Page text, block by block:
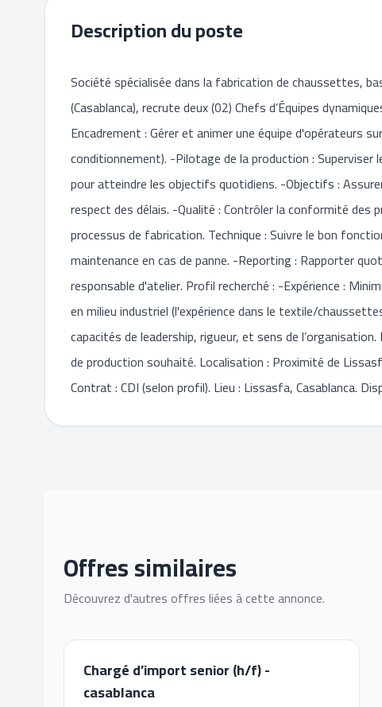
Description du poste
Société spécialisée dans la fabrication de chaussettes,
(Casablanca), recrute deux (02) Chefs d’Équipes
Encadrement : Gérer et animer une équipe d'opérateurs
conditionnement). -Pilotage de la production :
pour atteindre les objectifs quotidiens. -Objectifs :
respect des délais. -Qualité : Contrôler la conformité
processus de fabrication. Technique : Suivre le bon
maintenance en cas de panne. -Reporting : Rapporter
responsable d'atelier. Profil recherché : -Expérience :
en milieu industriel (l'expérience dans le textile/
capacités de leadership, rigueur, et sens de
de production souhaité. Localisation : Proximité de
Contrat : CDI (selon profil). Lieu : Lissasfa, Casablanca.
Offres similaires
Découvrez d'autres offres liées à cette annonce.
Chargé d’import senior (h/f) -
casablanca